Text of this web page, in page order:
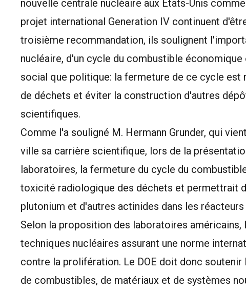
nouvelle centrale nucléaire aux Etats-Unis
projet international Generation IV continuent
troisième recommandation, ils soulignent
nucléaire, d'un cycle du combustible économique
social que politique: la fermeture de ce cycle est
de déchets et éviter la construction d'autres
scientifiques.
Comme l'a souligné M. Hermann Grunder, qui
ville sa carrière scientifique, lors de la
laboratoires, la fermeture du cycle du
toxicité radiologique des déchets et permettrait
plutonium et d'autres actinides dans les
Selon la proposition des laboratoires
techniques nucléaires assurant une norme
contre la prolifération. Le DOE doit donc
de combustibles, de matériaux et de systèmes